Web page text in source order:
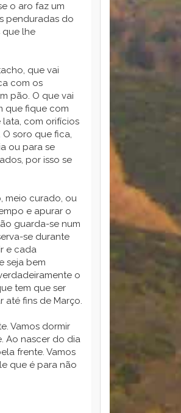
o aro faz um
penduradas do
que lhe
que vai
com os
pão. O que vai
que fique com
lata, com orifícios
soro que fica,
ou para se
por isso se
meio curado, ou
e apurar o
guarda-se num
se durante
e cada
seja bem
o
tem que ser
até fins de Março.
Vamos dormir
Ao nascer do dia
frente. Vamos
que é para não